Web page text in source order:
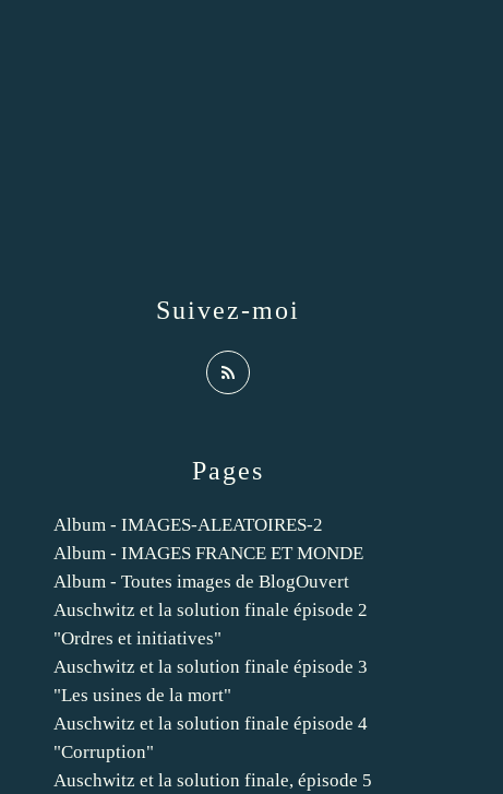
Pages
Album - IMAGES-ALEATOIRES-2
Album - IMAGES FRANCE ET MONDE
Album - Toutes images de BlogOuvert
Auschwitz et la solution finale épisode 2
"Ordres et initiatives"
Auschwitz et la solution finale épisode 3
"Les usines de la mort"
Auschwitz et la solution finale épisode 4
"Corruption"
Auschwitz et la solution finale, épisode 5
Suivez-moi